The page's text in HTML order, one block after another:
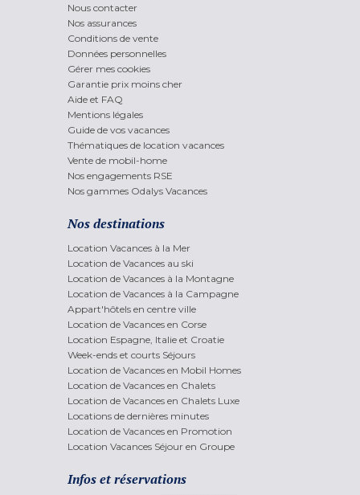
Nous contacter
Nos assurances
Conditions de vente
Données personnelles
Gérer mes cookies
Garantie prix moins cher
Aide et FAQ
Mentions légales
Guide de vos vacances
Thématiques de location vacances
Vente de mobil-home
Nos engagements RSE
Nos gammes Odalys Vacances
Nos destinations
Location Vacances à la Mer
Location de Vacances au ski
Location de Vacances à la Montagne
Location de Vacances à la Campagne
Appart'hôtels en centre ville
Location de Vacances en Corse
Location Espagne, Italie et Croatie
Week-ends et courts Séjours
Location de Vacances en Mobil Homes
Location de Vacances en Chalets
Location de Vacances en Chalets Luxe
Locations de dernières minutes
Location de Vacances en Promotion
Location Vacances Séjour en Groupe
Infos et réservations